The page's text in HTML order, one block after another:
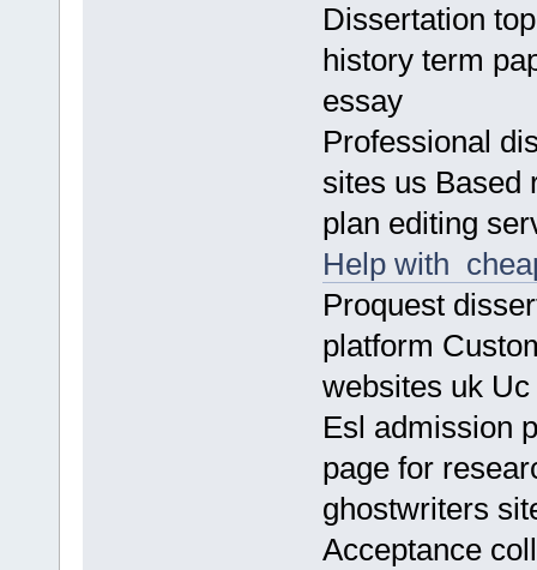
Dissertation
history term
essay
Professional
sites us Based
plan editing
Help with
Proquest
platform
websites uk
Esl admission
page for
ghostwriters
Acceptance